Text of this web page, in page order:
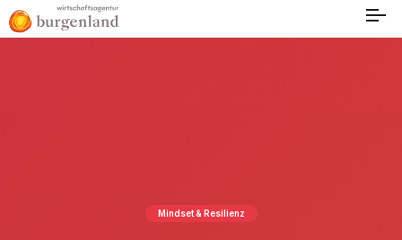
Mindset & Resilienz